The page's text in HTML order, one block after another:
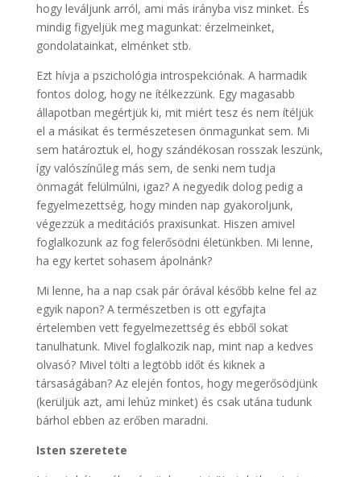
hogy leváljunk arról, ami más irányba visz minket. És
mindig figyeljük meg magunkat: érzelmeinket,
gondolatainkat, elménket stb.
Ezt hívja a pszichológia introspekciónak. A harmadik
fontos dolog, hogy ne ítélkezzünk. Egy magasabb
állapotban megértjük ki, mit miért tesz és nem ítéljük
el a másikat és természetesen önmagunkat sem. Mi
sem határoztuk el, hogy szándékosan rosszak leszünk,
így valószínűleg más sem, de senki nem tudja
önmagát felülmúlni, igaz? A negyedik dolog pedig a
fegyelmezettség, hogy minden nap gyakoroljunk,
végezzük a meditációs praxisunkat. Hiszen amivel
foglalkozunk az fog felerősödni életünkben. Mi lenne,
ha egy kertet sohasem ápolnánk?
Mi lenne, ha a nap csak pár órával később kelne fel az
egyik napon? A természetben is ott egyfajta
értelemben vett fegyelmezettség és ebből sokat
tanulhatunk. Mivel foglalkozik nap, mint nap a kedves
olvasó? Mivel tölti a legtöbb időt és kiknek a
társaságában? Az elején fontos, hogy megerősödjünk
(kerüljük azt, ami lehúz minket) és csak utána tudunk
bárhol ebben az erőben maradni.
Isten szeretete